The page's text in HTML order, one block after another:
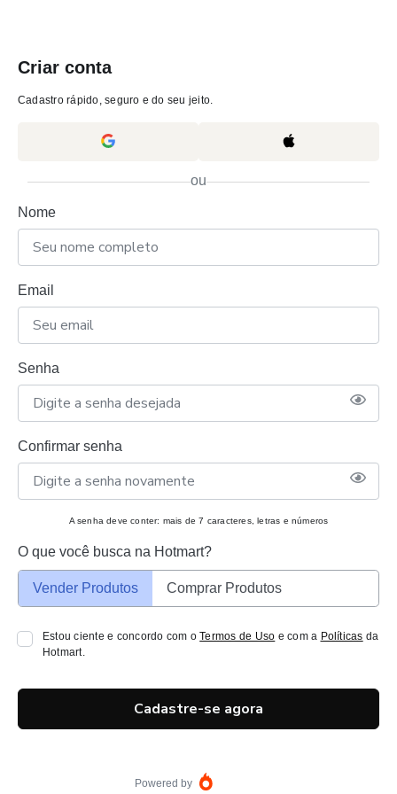
Criar conta
Cadastro rápido, seguro e do seu jeito.
ou
Nome
Email
Senha
Confirmar senha
A senha deve conter: mais de 7 caracteres, letras e números
O que você busca na Hotmart?
Vender Produtos Comprar Produtos
Estou ciente e concordo com oTermos de Uso e com a Políticas da
Hotmart.
Cadastre-se agora
Powered by